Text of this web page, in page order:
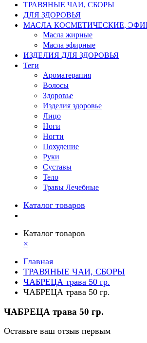
ТРАВЯНЫЕ ЧАИ, СБОРЫ
ДЛЯ ЗДОРОВЬЯ
МАСЛА КОСМЕТИЧЕСКИЕ,
Масла жирные
Масла эфирные
ИЗДЕЛИЯ ДЛЯ ЗДОРОВЬЯ
Теги
Ароматерапия
Волосы
Здоровье
Изделия здоровье
Лицо
Ноги
Ногти
Похудение
Руки
Суставы
Тело
Травы Лечебные
Каталог товаров
Каталог товаров
×
Главная
ТРАВЯНЫЕ ЧАИ, СБОРЫ
ЧАБРЕЦА трава 50 гр.
ЧАБРЕЦА трава 50 гр.
ЧАБРЕЦА трава 50 гр.
Оставьте ваш отзыв первым